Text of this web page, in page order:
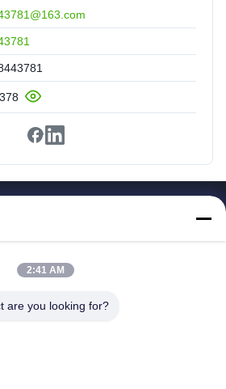
Trang Chủ
Về Chúng Tôi
Quan Nhà Máy
2:41 AM
are you looking for?